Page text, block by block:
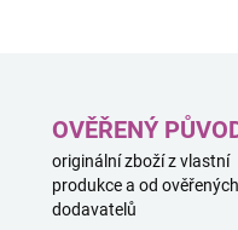
OVĚŘENÝ
originální zboží z vlastní
produkce a od ověřených
dodavatelů